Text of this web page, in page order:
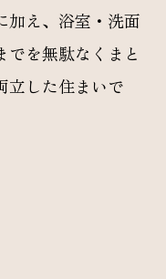
加え、浴室・洗面
を無駄なくまと
立した住まいで